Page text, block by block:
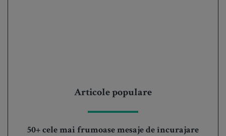
Articole populare
50+ cele mai frumoase mesaje de încurajare